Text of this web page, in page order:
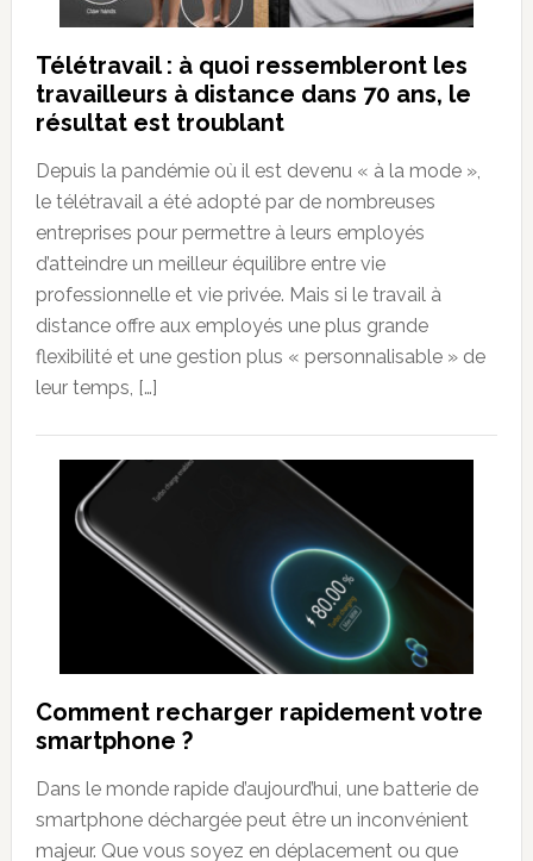
Télétravail : à quoi ressembleront les
travailleurs à distance dans 70 ans, le
résultat est troublant
Depuis la pandémie où il est devenu « à la mode »,
le télétravail a été adopté par de nombreuses
entreprises pour permettre à leurs employés
d’atteindre un meilleur équilibre entre vie
professionnelle et vie privée. Mais si le travail à
distance offre aux employés une plus grande
flexibilité et une gestion plus « personnalisable » de
leur temps, […]
Comment recharger rapidement votre
smartphone ?
Dans le monde rapide d’aujourd’hui, une batterie de
smartphone déchargée peut être un inconvénient
majeur. Que vous soyez en déplacement ou que